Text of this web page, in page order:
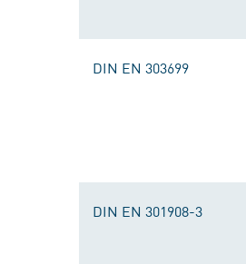
DIN EN 303699
DIN EN 301908-3